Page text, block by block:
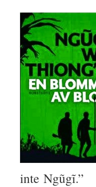
inte Ngũgĩ.”